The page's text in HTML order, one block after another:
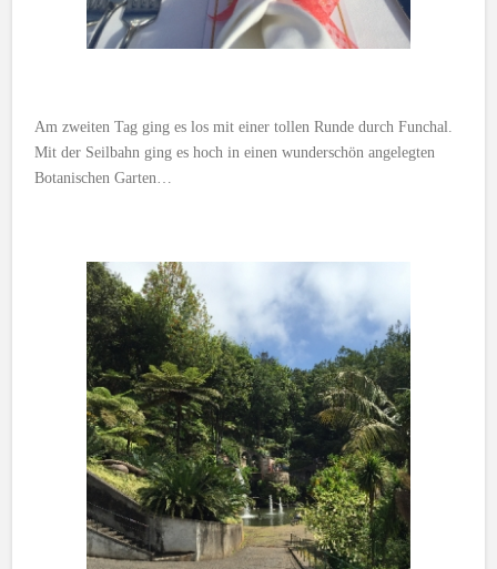
Am zweiten Tag ging es los mit einer tollen Runde durch Funchal.
Mit der Seilbahn ging es hoch in einen wunderschön angelegten
Botanischen Garten…